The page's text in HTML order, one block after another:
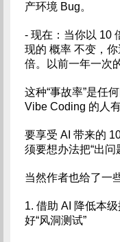
产环境 Bug。
- 现在：当你以 10
现的 概率 不变，
倍。以前一年一次
这种“事故率”是任
Vibe Coding 的人
要享受 AI 带来的
须要想办法把“出问
当然作者也给了一
1. 借助 AI 降低本
好“风洞测试”